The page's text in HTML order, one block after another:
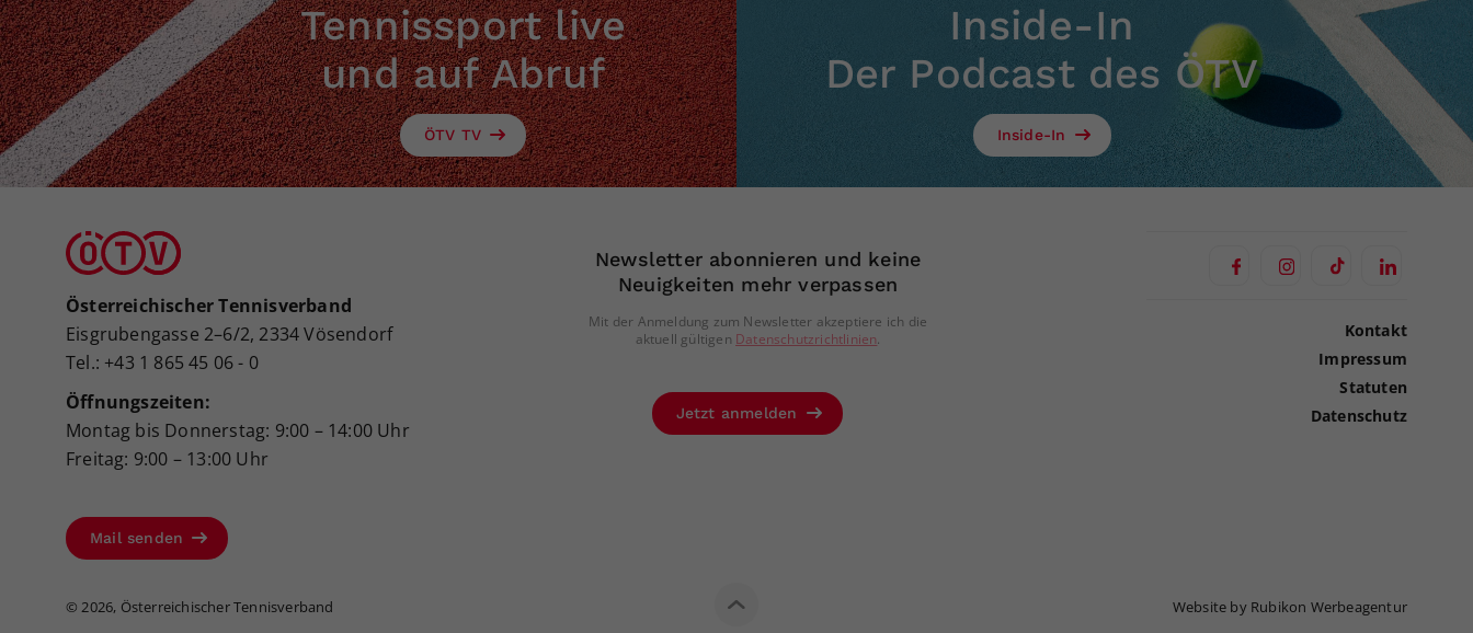
Tennissport live
und auf Abruf
ÖTV TV
Inside-In
Der Podcast des ÖTV
Inside-In
Österreichischer Tennisverband
Eisgrubengasse 2–6/2, 2334 Vösendorf
Tel.: +43 1 865 45 06 - 0
Öffnungszeiten:
Montag bis Donnerstag: 9:00 – 14:00 Uhr
Freitag: 9:00 – 13:00 Uhr
Mail senden
Newsletter abonnieren und keine
Neuigkeiten mehr verpassen
Mit der Anmeldung zum Newsletter akzeptiere ich die
aktuell gültigen Datenschutzrichtlinien.
Jetzt anmelden
Kontakt
Impressum
Statuten
Datenschutz
©2026, Österreichischer Tennisverband Website by Rubikon Werbeagentur